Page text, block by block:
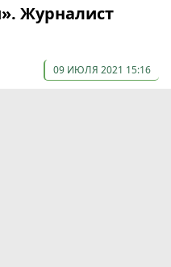
Журналист
09 ИЮЛЯ 2021 15:16